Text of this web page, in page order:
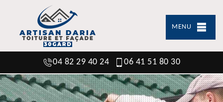
MENU
04 82 29 40 24 06 41 51 80 30